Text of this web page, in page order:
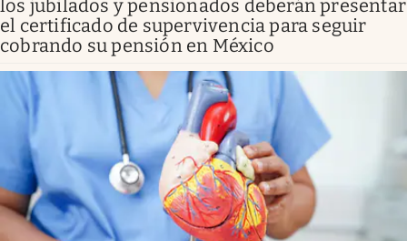
los jubilados y pensionados deberán presentar
el certificado de supervivencia para seguir
cobrando su pensión en México